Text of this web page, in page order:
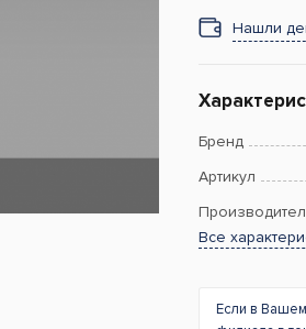
Нашли
Бренд
Артикул
Все
Если в